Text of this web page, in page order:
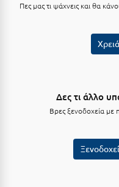
Πες μας τι ψάχνεις και θα
Δες τι άλλο
Βρες ξενοδοχεία με